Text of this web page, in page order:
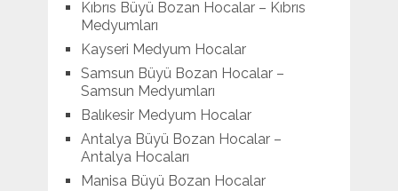
Kıbrıs Büyü Bozan Hocalar – Kıbrıs
Medyumları
Kayseri Medyum Hocalar
Samsun Büyü Bozan Hocalar –
Samsun Medyumları
Balıkesir Medyum Hocalar
Antalya Büyü Bozan Hocalar –
Antalya Hocaları
Manisa Büyü Bozan Hocalar